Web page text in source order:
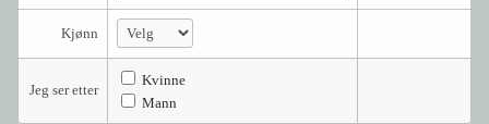
Kjønn
Jeg ser etter
Kvinne
Mann